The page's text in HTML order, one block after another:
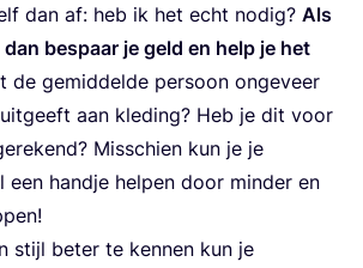
dan af: heb ik het echt nodig? Als
bespaar je geld en help je het
de gemid­del­de per­soon onge­veer
aan kle­ding? Heb je dit voor
Mis­schien kun je je
een hand­je hel­pen door min­der en
stijl beter te ken­nen kun je